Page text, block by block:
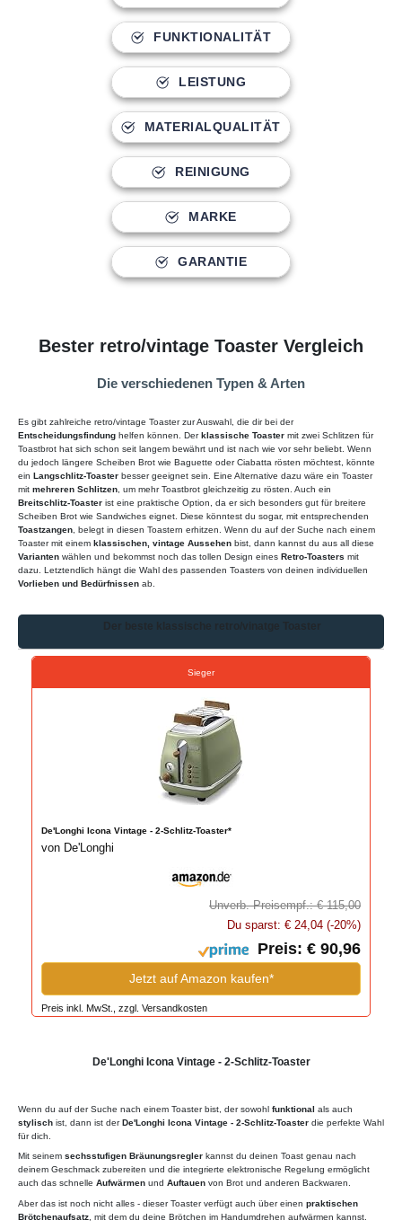
FUNKTIONALITÄT
LEISTUNG
MATERIALQUALITÄT
REINIGUNG
MARKE
GARANTIE
Bester retro/vintage Toaster Vergleich
Die verschiedenen Typen & Arten
Es gibt zahlreiche retro/vintage Toaster zur Auswahl, die dir bei der
Entscheidungsfindung helfen können. Derklassische Toaster mit zwei Schlitzen für
Toastbrot hat sich schon seit langem bewährt und ist nach wie vor sehr beliebt. Wenn
du jedoch längere Scheiben Brot wie Baguette oder Ciabatta rösten möchtest, könnte
ein Langschlitz-Toaster besser geeignet sein. Eine Alternative dazu wäre ein Toaster
mit mehreren Schlitzen , um mehr Toastbrot gleichzeitig zu rösten. Auch ein
Breitschlitz-Toaster ist eine praktische Option, da er sich besonders gut für breitere
Scheiben Brot wie Sandwiches eignet. Diese könntest du sogar, mit entsprechenden
Toastzangen , belegt in diesen Toastern erhitzen. Wenn du auf der Suche nach einem
Toaster mit einem klassischen, vintage Aussehen bist, dann kannst du aus all diese
Varianten wählen und bekommst noch das tollen Design eines Retro-Toasters mit
dazu. Letztendlich hängt die Wahl des passenden Toasters von deinen individuellen
Vorlieben und Bedürfnissen ab.
Der beste klassische retro/vinatge Toaster
Sieger
De'Longhi Icona Vintage - 2-Schlitz-Toaster*
von De'Longhi
Unverb. Preisempf.: € 115,00
Du sparst: € 24,04 (-20%)
Preis: € 90,96
Jetzt auf Amazon kaufen*
Preis inkl. MwSt., zzgl. Versandkosten
De'Longhi Icona Vintage - 2-Schlitz-Toaster
Wenn du auf der Suche nach einem Toaster bist, der sowohl funktional als auch
stylisch ist, dann ist derDe'Longhi Icona Vintage - 2-Schlitz-Toaster die perfekte Wahl
für dich.
Mit seinem sechsstufigen Bräunungsregler kannst du deinen Toast genau nach
deinem Geschmack zubereiten und die integrierte elektronische Regelung ermöglicht
auch das schnelle Aufwärmen und Auftauen von Brot und anderen Backwaren.
Aber das ist noch nicht alles - dieser Toaster verfügt auch über einen praktischen
Brötchenaufsatz , mit dem du deine Brötchen im Handumdrehen aufwärmen kannst.